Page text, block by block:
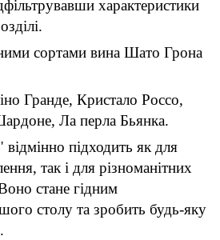
характеристики
сортами вина Шато Грона
Гранде, Кристало Россо,
Ла перла Бьянка.
підходить як для
так і для різноманітних
стане гідним
столу та зробить будь-яку